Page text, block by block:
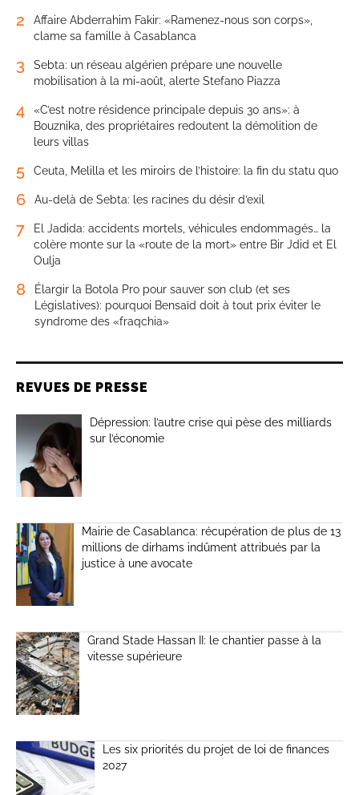
2
Affaire Abderrahim Fakir: «Ramenez-nous son corps»,
clame sa famille à Casablanca
3
Sebta: un réseau algérien prépare une nouvelle
mobilisation à la mi-août, alerte Stefano Piazza
4
«C’est notre résidence principale depuis 30 ans»: à
Bouznika, des propriétaires redoutent la démolition de
leurs villas
5 Ceuta, Melilla et les miroirs de l’histoire: la fin du statu quo
6 Au-delà de Sebta: les racines du désir d’exil
7
El Jadida: accidents mortels, véhicules endommagés… la
colère monte sur la «route de la mort» entre Bir Jdid et El
Oulja
8
Élargir la Botola Pro pour sauver son club (et ses
Législatives): pourquoi Bensaïd doit à tout prix éviter le
syndrome des «fraqchia»
REVUES DE PRESSE
Dépression: l’autre crise qui pèse des milliards
sur l’économie
Mairie de Casablanca: récupération de plus de 13
millions de dirhams indûment attribués par la
justice à une avocate
Grand Stade Hassan II: le chantier passe à la
vitesse supérieure
Les six priorités du projet de loi de finances
2027